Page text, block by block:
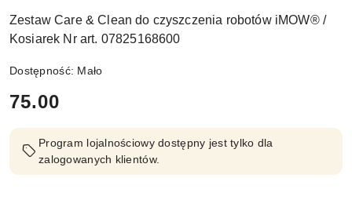
Zestaw Care & Clean do czyszczenia robotów iMOW® /
Kosiarek Nr art. 07825168600
Dostępność: Mało
cena:
75.00
Program lojalnościowy dostępny jest tylko dla
zalogowanych klientów.